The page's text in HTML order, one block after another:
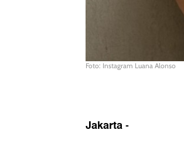
Foto: Instagram Luana Alonso
Jakarta-